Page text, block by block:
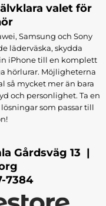
valet för
Samsung och Sony
läderväska, skydda
iPhone till en komplett
hörlurar. Möjligheterna
så mycket mer än bara
och personlighet. Ta en
som passar till
Gårdsväg 13 |
7384